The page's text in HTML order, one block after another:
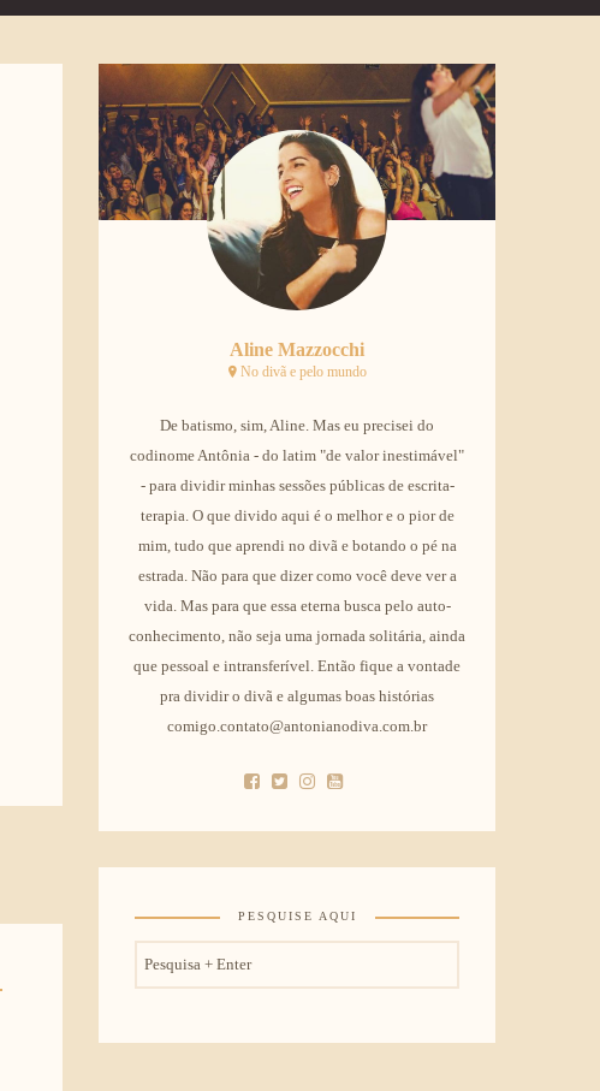
Aline Mazzocchi
No divã e pelo mundo
De batismo, sim, Aline. Mas eu precisei do
codinome Antônia - do latim "de valor inestimável"
- para dividir minhas sessões públicas de escrita-
terapia. O que divido aqui é o melhor e o pior de
mim, tudo que aprendi no divã e botando o pé na
estrada. Não para que dizer como você deve ver a
vida. Mas para que essa eterna busca pelo auto-
conhecimento, não seja uma jornada solitária, ainda
que pessoal e intransferível. Então fique a vontade
pra dividir o divã e algumas boas histórias
comigo.contato@antonianodiva.com.br
PESQUISE AQUI